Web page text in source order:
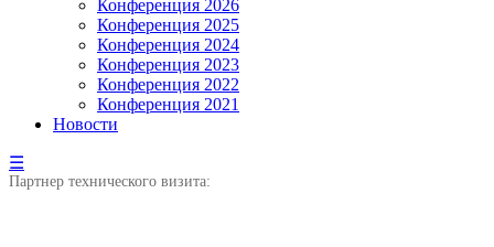
Конференция 2026
Конференция 2025
Конференция 2024
Конференция 2023
Конференция 2022
Конференция 2021
Новости
☰
Партнер технического визита: